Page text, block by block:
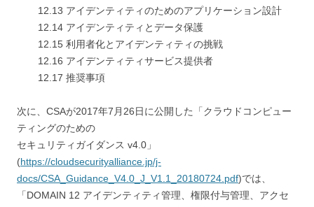
12.13 アイデンティティのためのアプリケーション設計
12.14 アイデンティティとデータ保護
12.15 利用者化とアイデンティティの挑戦
12.16 アイデンティティサービス提供者
12.17 推奨事項
次に、CSAが2017年7月26日に公開した「クラウドコンピュー
ティングのための
セキュリティガイダンス v4.0」
(https://cloudsecurityalliance.jp/j-
docs/CSA_Guidance_V4.0_J_V1.1_20180724.pdf)では、
「DOMAIN 12 アイデンティティ管理、権限付与管理、アクセ